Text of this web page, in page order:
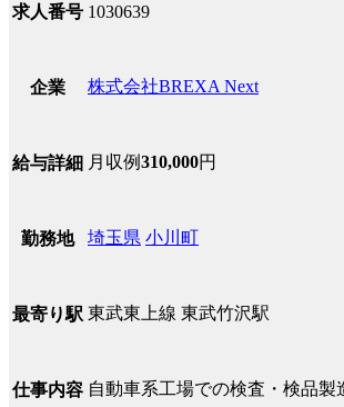
求人番号 1030639
企業 株式会社BREXA Next
給与詳細 月収例310,000円
勤務地 埼玉県 小川町
最寄り駅 東武東上線 東武竹沢駅
仕事内容 自動車系工場での検査・検品製